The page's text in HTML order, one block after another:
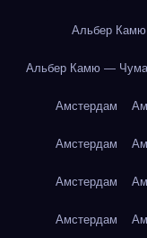
Альбер
Альбер Камю — Чума
Амстердам
Амстердам
Амстердам
Амстердам